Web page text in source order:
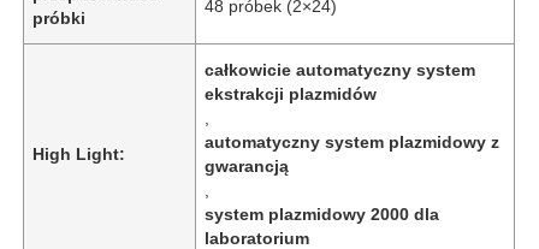
próbki
48 próbek (2×24)
High Light:
całkowicie automatyczny system
ekstrakcji plazmidów
automatyczny system plazmidowy z
gwarancją
system plazmidowy 2000 dla
laboratorium